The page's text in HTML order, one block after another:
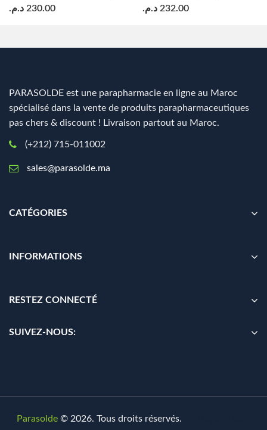
230.00 د.م. 232.00 د.م.
PARASOLDE est une parapharmacie en ligne au Maroc
spécialisé dans la vente de produits parapharmaceutiques
pas chers & discount ! Livraison partout au Maroc.
(+212) 715-011002
sales@parasolde.ma
CATÉGORIES
INFORMATIONS
RESTEZ CONNECTÉ
SUIVEZ-NOUS:
Parasolde© 2026. Tous droits réservés.